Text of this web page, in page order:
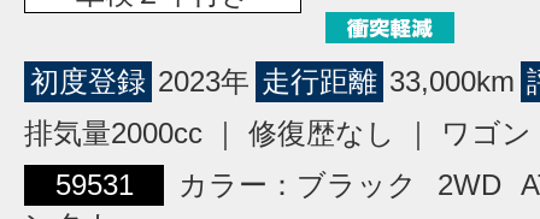
初度登録 2023年 走行距離 33,000km
排気量2000cc ｜ 修復歴なし ｜ ワゴ
59531
カラー：ブラック 2WD